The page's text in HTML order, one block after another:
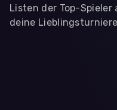
Listen der Top-
deine